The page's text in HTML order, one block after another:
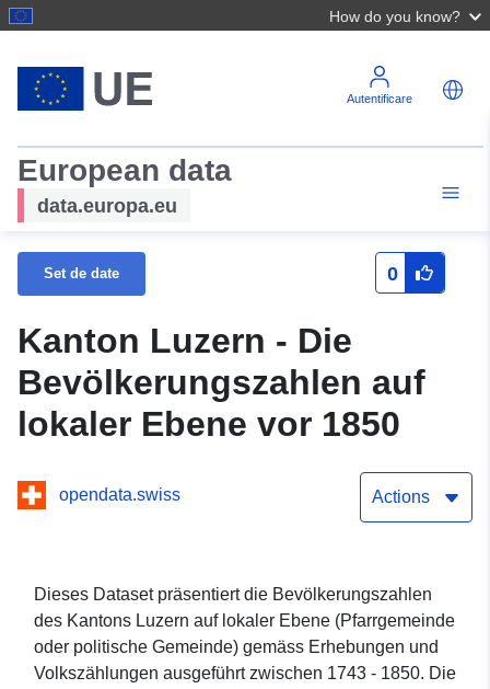
How do you know?
Autentificare
European data
data.europa.eu
Set de date 0
Kanton Luzern - Die
Bevölkerungszahlen auf
lokaler Ebene vor 1850
opendata.swiss Actions
Dieses Dataset präsentiert die Bevölkerungszahlen
des Kantons Luzern auf lokaler Ebene (Pfarrgemeinde
oder politische Gemeinde) gemäss Erhebungen und
Volkszählungen ausgeführt zwischen 1743 - 1850. Die